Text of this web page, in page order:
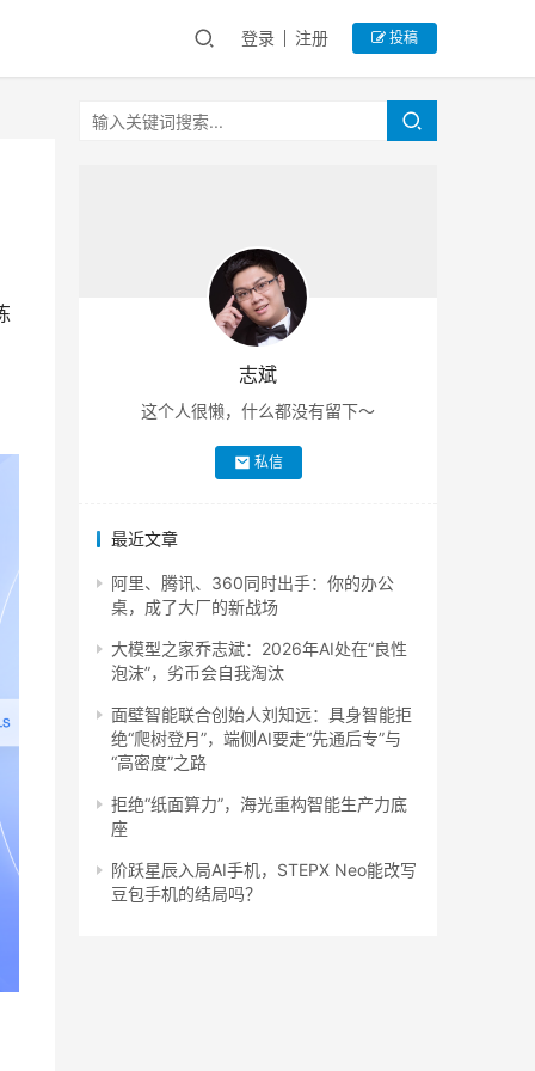
登录 注册 投稿
志斌
这个人很懒，什么都没有留下～
私信
最近文章
阿里、腾讯、360同时出手：你的办公
桌，成了大厂的新战场
大模型之家乔志斌：2026年AI处在“良性
泡沫”，劣币会自我淘汰
面壁智能联合创始人刘知远：具身智能拒
绝“爬树登月”，端侧AI要走“先通后专”与
“高密度”之路
拒绝“纸面算力”，海光重构智能生产力底
座
阶跃星辰入局AI手机，STEPX Neo能改写
豆包手机的结局吗？